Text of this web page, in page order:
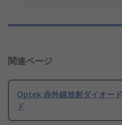
関連ページ
Optek 赤外線放射ダイオー
ド